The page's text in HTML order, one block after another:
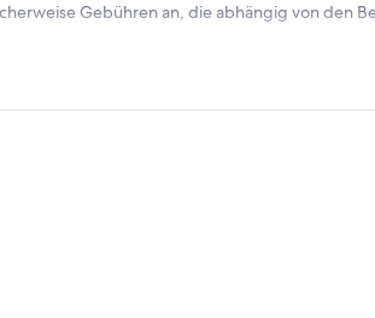
Gebühren an, die abhängig von den